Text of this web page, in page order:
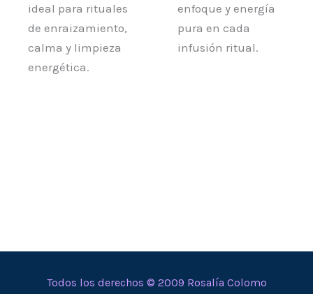
ideal para rituales
de enraizamiento,
calma y limpieza
energética.
enfoque y energía
pura en cada
infusión ritual.
Todos los derechos © 2009 Rosalía Colomo